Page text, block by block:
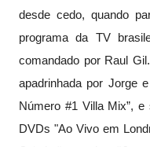
desde cedo, quando
programa da TV
comandado por Raul
apadrinhada por Jorge
Número #1 Villa Mix”,
DVDs "Ao Vivo em